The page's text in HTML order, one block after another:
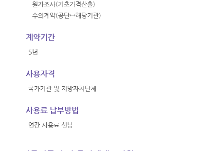
원가조사(기초가격산출)
수의계약(공단↔해당기관)
계약기간
5년
사용자격
국가기관 및 지방자치단체
사용료 납부방법
연간 사용료 선납